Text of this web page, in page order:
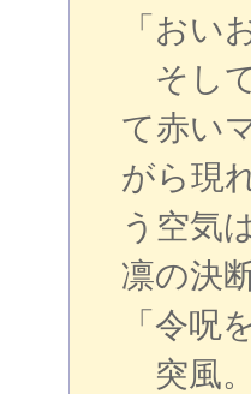
「お
そし
て赤い
がら現
う空気
凛の決
「令呪
突風